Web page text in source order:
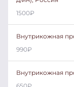
1500₽
Внутрикожная
990₽
Внутрикожная